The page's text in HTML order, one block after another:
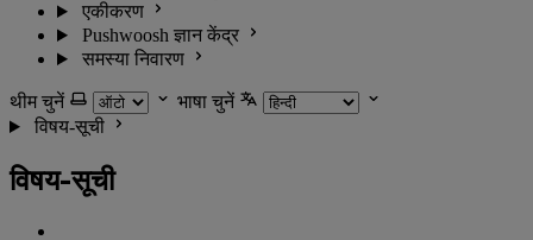
एकीकरण
Pushwoosh ज्ञान केंद्र
समस्या निवारण
थीम चुनें
भाषा चुनें
विषय-सूची
विषय-सूची